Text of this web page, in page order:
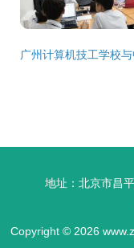
地址：北京市昌
Copyright © 2026